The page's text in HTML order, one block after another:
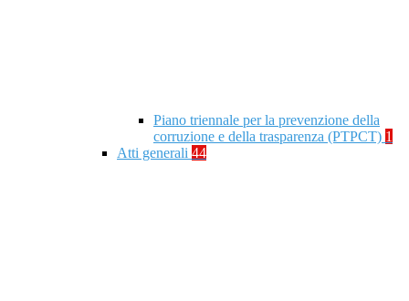
Piano triennale per la prevenzione della
corruzione e della trasparenza (PTPCT) 1
Atti generali 44